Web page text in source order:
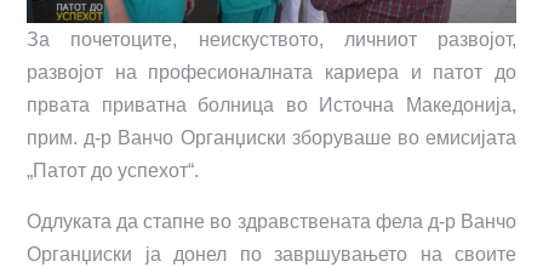
За почетоците, неискуството, личниот развојот,
развојот на професионалната кариера и патот до
првата приватна болница во Источна Македонија,
прим. д-р Ванчо Органџиски зборуваше во емисијата
„Патот до успехот“.
Одлуката да стапне во здравствената фела д-р Ванчо
Органџиски ја донел по завршувањето на своите